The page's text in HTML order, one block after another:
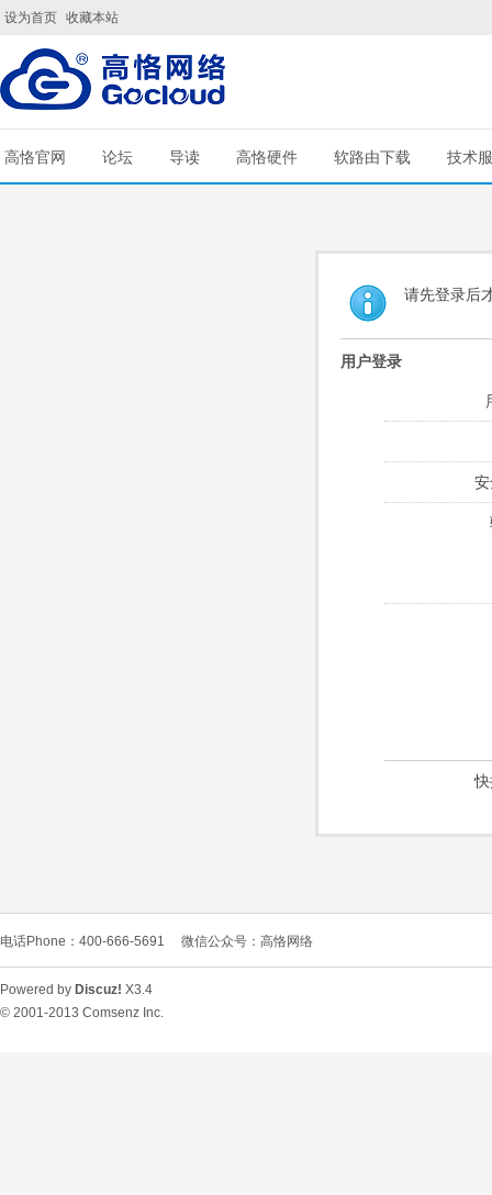
设为首页 收藏本站
高恪官网 论坛 导读 高恪硬件 软路由下载 技术
请先登录后
用户登录
电话Phone：400-666-5691 微信公众号：高恪网络
Powered by Discuz! X3.4
© 2001-2013 Comsenz Inc.